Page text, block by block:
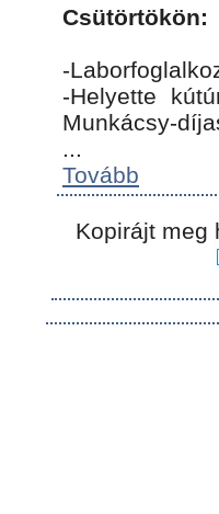
Csütörtökön:
-
-Helyette
Munkácsy-
...
Tovább
Kopirájt meg